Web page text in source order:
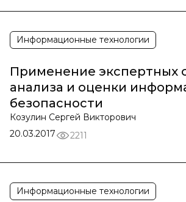
Информационные технологии
Применение экспертных
анализа и оценки
безопасности
Козулин Сергей Викторович
20.03.2017
2211
Информационные технологии